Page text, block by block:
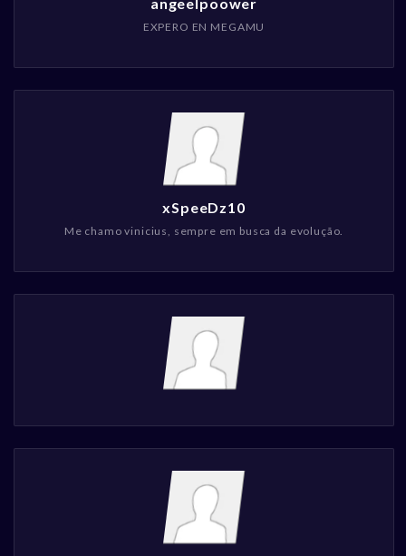
EXPERO EN MEGAMU
xSpeeDz10
Me chamo vinicius, sempre em busca da evolução.